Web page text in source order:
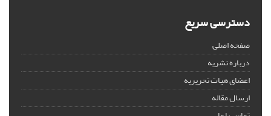
دسترسی سریع
صفحه اصلی
درباره نشریه
اعضای هیات تحریریه
ارسال مقاله